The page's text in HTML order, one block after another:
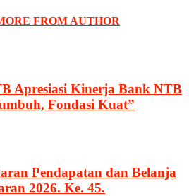
FROM AUTHOR
Apresiasi Kinerja Bank NTB
Fondasi Kuat”
Pendapatan dan Belanja
2026. Ke. 45.